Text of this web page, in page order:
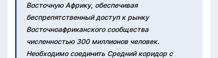
Восточную Африку, обеспечивая
беспрепятственный доступ к рынку
Восточноафриканского сообщества
численностью 300 миллионов человек.
Необходимо соединить Средний коридор с